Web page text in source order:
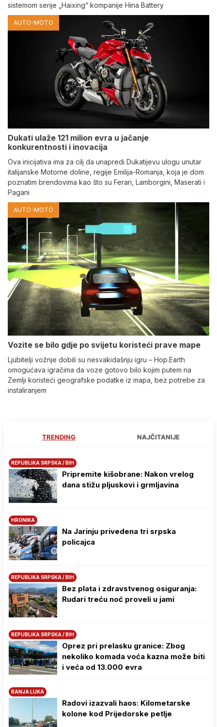
sistemom serije „Haixing“ kompanije Hina Battery
AUTO-MOTO
Dukati ulaže 121 milion evra u jačanje
konkurentnosti i inovacija
Ova inicijativa ima za cilj da unapredi Dukatijevu ulogu unutar
italijanske Motorne doline, regije Emilija-Romanja, koja je dom
poznatim brendovima kao što su Ferari, Lamborgini, Maserati i
Pagani
AUTO-MOTO
Vozite se bilo gdje po svijetu koristeći prave mape
Ljubitelji vožnje dobili su nesvakidašnju igru – Hop.Earth
omogućava igračima da voze gotovo bilo kojim putem na
Zemlji koristeći geografske podatke iz mapa, bez potrebe za
instaliranjem
TRENDING NAJČITANIJE
REPUBLIKA SRPSKA / BIH
Pripremite kišobrane: Nakon vrelog
dana stižu pljuskovi i grmljavina
HRONIKA
Na Јarinju privedena tri srpska
policajca
REPUBLIKA SRPSKA / BIH
Bez plata i zdravstvenog osiguranja:
Rudari treću noć proveli u jami
REPUBLIKA SRPSKA / BIH
Oprez pri prelasku granice: Zbog
nekoliko komada voća kazna može biti
i veća od 13.000 evra
BANJA LUKA
Radovi izazvali haos: Kilometarske
kolone kod Prijedorske petlje